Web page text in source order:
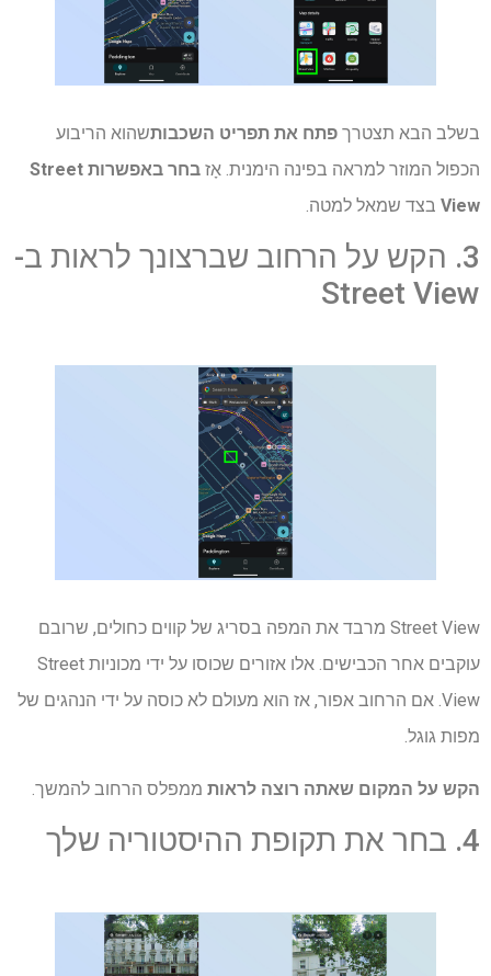
בשלב הבא תצטרך פתח את תפריט השכבותשהוא הריבוע
הכפול המוזר למראה בפינה הימנית. אָז
בחר באפשרות Street
View בצד שמאל למטה.
3. הקש על הרחוב שברצונך לראות ב-
Street View
Street View מרבד את המפה בסריג של קווים כחולים, שרובם
עוקבים אחר הכבישים. אלו אזורים שכוסו על ידי מכוניות Street
View. אם הרחוב אפור, אז הוא מעולם לא כוסה על ידי הנהגים של
מפות גוגל.
הקש על המקום שאתה רוצה לראות ממפלס הרחוב להמשך.
4. בחר את תקופת ההיסטוריה שלך